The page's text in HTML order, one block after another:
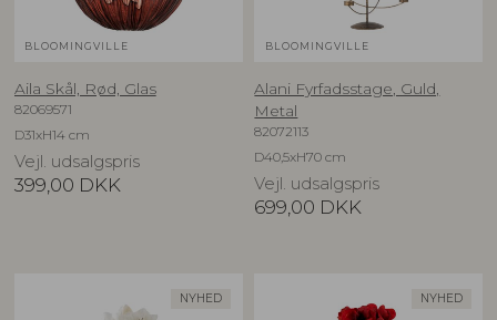
BLOOMINGVILLE
Aila Skål, Rød, Glas
82069571
D31xH14 cm
Vejl. udsalgspris
399,00 DKK
BLOOMINGVILLE
Alani Fyrfadsstage, Guld,
Metal
82072113
D40,5xH70 cm
Vejl. udsalgspris
699,00 DKK
NYHED NYHED